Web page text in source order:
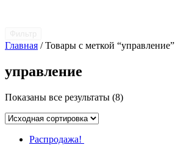
Главная / Товары с меткой “управление”
управление
Показаны все результаты (8)
Распродажа!